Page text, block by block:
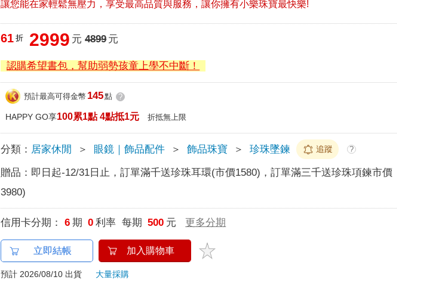
讓您能在家輕鬆無壓力，享受最高品質與服務，讓你擁有小樂珠寶最快樂!
61 折 2999 元 4899元
認購希望書包，幫助弱勢孩童上學不中斷！
預計最高可得金幣 145點 ?
HAPPY GO享100累1點 4點抵1元 折抵無上限
分類： 居家休閒 ＞ 眼鏡｜飾品配件 ＞ 飾品珠寶 ＞ 珍珠墜鍊 追蹤 ?
贈品： 即日起-12/31日止，訂單滿千送珍珠耳環(市價1580)，訂單滿三千送珍珠項鍊市價
3980)
信用卡分期： 6 期 0 利率 每期 500 元 更多分期
立即結帳 加入購物車
預計 2026/08/10 出貨 大量採購